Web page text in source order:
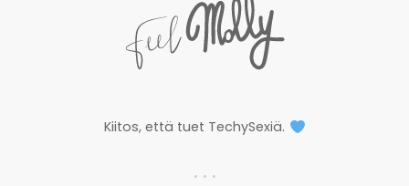
Kiitos, että tuet TechySexiä.
. . .